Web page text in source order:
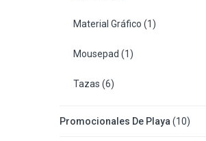
Material Gráfico (1)
Mousepad (1)
Tazas (6)
Promocionales De Playa (10)